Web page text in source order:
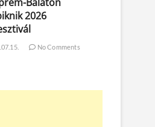
2026
No Comments